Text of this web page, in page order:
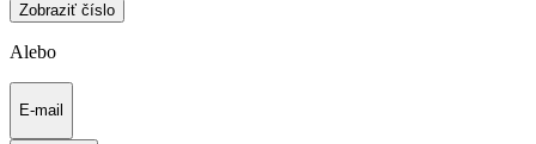
Zobraziť číslo
Alebo
E-mail